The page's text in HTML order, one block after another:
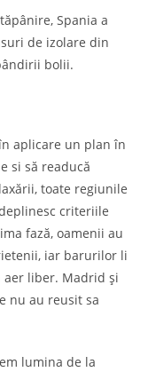
Spania a
de izolare din
bolii.
aplicare un plan în
si să readucă
toate regiunile
criteriile
fază, oamenii au
iar barurilor li
aer liber. Madrid și
nu au reusit sa
lumina de la